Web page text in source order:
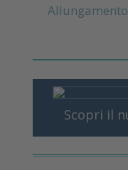
Scopri il